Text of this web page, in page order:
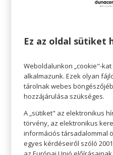
 Nincs megadva
 Nincs megadva
 Weboldal
Ez az oldal sütiket
Weboldalunkon „cookie"-
alkalmazunk. Ezek olyan
tárolnak webes
hozzájárulása szükséges.
A „sütiket" az elektronikus
törvény, az elektronikus
információs társadalommal
egyes kérdéseiről szóló